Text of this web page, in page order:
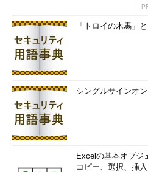
「トロイの木馬」
シングルサインオ
Excelの基本オブジ
コピー、選択、挿